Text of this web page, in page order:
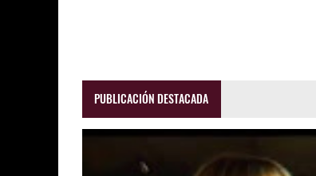
PUBLICACIÓN DESTACADA